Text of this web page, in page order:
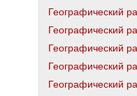
Географический
Географический
Географический
Географический
Географический